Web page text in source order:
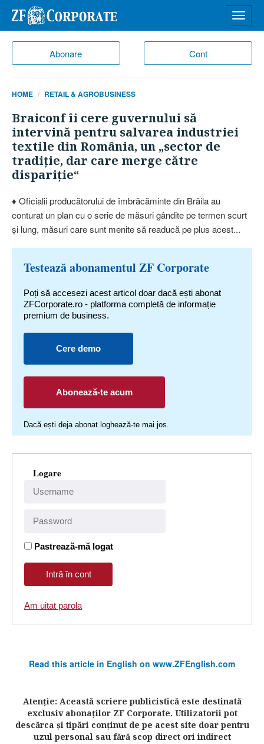
Abonare Cont
meniu
HOME RETAIL & AGROBUSINESS
Braiconf îi cere guvernului să
intervină pentru salvarea industriei
textile din România, un „sector de
tradiţie, dar care merge către
dispariţie“
♦ Oficialii producătorului de îmbrăcăminte din Brăila au
conturat un plan cu o serie de măsuri gândite pe termen scurt
şi lung, măsuri care sunt menite să readucă pe plus acest...
Testează abonamentul ZF Corporate
Poți să accesezi acest articol doar dacă ești abonat
ZFCorporate.ro - platforma completă de informație
premium de business.
Cere demo
Abonează-te acum
Dacă ești deja abonat loghează-te mai jos.
Logare
Pastrează-mă logat
Am uitat parola
Read this article in English on www.ZFEnglish.com
Atenţie: Această scriere publicistică este destinată
exclusiv abonaţilor ZF Corporate. Utilizatorii pot
descărca şi tipări conţinut de pe acest site doar pentru
uzul personal sau fără scop direct ori indirect